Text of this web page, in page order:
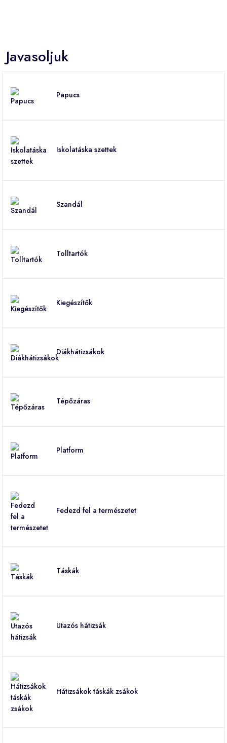
Javasoljuk
Papucs
Iskolatáska szettek
Szandál
Tolltartók
Kiegészítők
Diákhátizsákok
Tépőzáras
Platform
Fedezd fel a természetet
Táskák
Utazós hátizsák
Hátizsákok táskák zsákok